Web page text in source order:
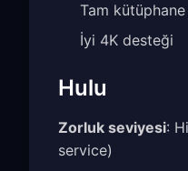
Tam kütüphane
İyi 4K desteği
Hulu
Zorluk seviyesi:
service)